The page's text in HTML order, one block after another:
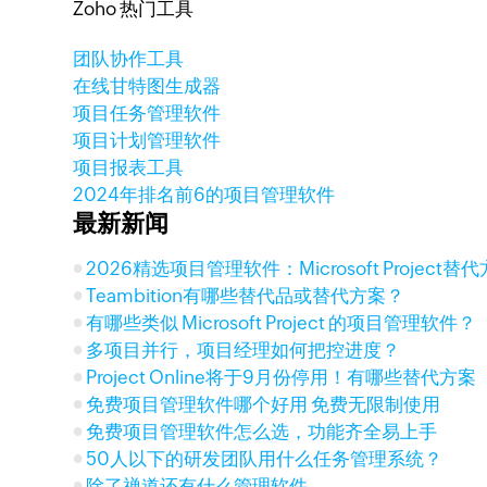
Zoho 热门工具
团队协作工具
在线甘特图生成器
项目任务管理软件
项目计划管理软件
项目报表工具
2024年排名前6的项目管理软件
最新新闻
2026精选项目管理软件：Microsoft Project替代
Teambition有哪些替代品或替代方案？
有哪些类似 Microsoft Project 的项目管理软件？
多项目并行，项目经理如何把控进度？
Project Online将于9月份停用！有哪些替代方案
免费项目管理软件哪个好用 免费无限制使用
免费项目管理软件怎么选，功能齐全易上手
50人以下的研发团队用什么任务管理系统？